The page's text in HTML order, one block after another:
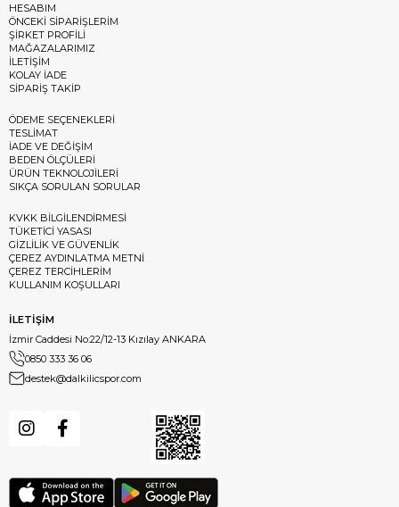
HESABIM
ÖNCEKİ SİPARİŞLERİM
ŞİRKET PROFİLİ
MAĞAZALARIMIZ
İLETİŞİM
KOLAY İADE
SİPARİŞ TAKİP
ÖDEME SEÇENEKLERİ
TESLİMAT
İADE VE DEĞİŞİM
BEDEN ÖLÇÜLERİ
ÜRÜN TEKNOLOJİLERİ
SIKÇA SORULAN SORULAR
KVKK BİLGİLENDİRMESİ
TÜKETİCİ YASASI
GİZLİLİK VE GÜVENLİK
ÇEREZ AYDINLATMA METNİ
ÇEREZ TERCİHLERİM
KULLANIM KOŞULLARI
İLETİŞİM
İzmir Caddesi No:22/12-13 Kızılay ANKARA
0850 333 36 06
destek@dalkilicspor.com